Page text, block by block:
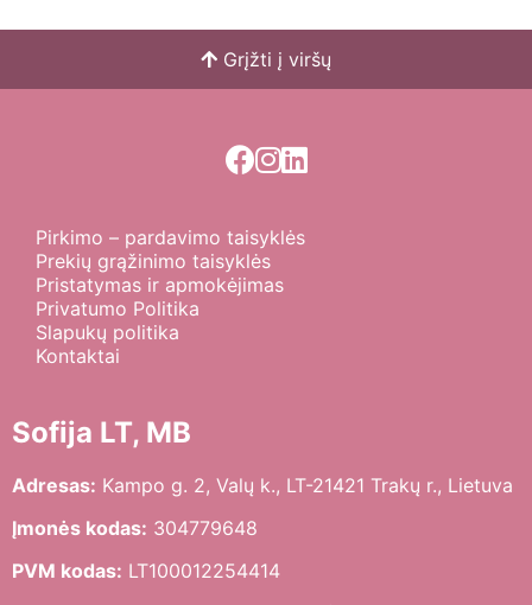
Grįžti į viršų
Pirkimo – pardavimo taisyklės
Prekių grąžinimo taisyklės
Pristatymas ir apmokėjimas
Privatumo Politika
Slapukų politika
Kontaktai
Sofija LT, MB
Adresas: Kampo g. 2, Valų k., LT-21421 Trakų r., Lietuva
Įmonės kodas: 304779648
PVM kodas: LT100012254414